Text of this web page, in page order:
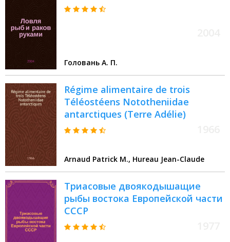
Головань А. П.
Régime alimentaire de trois
Téléostéens Nototheniidae
antarctiques (Terre Adélie)
Arnaud Patrick M., Hureau Jean-Claude
Триасовые двоякодышащие
рыбы востока Европейской части
СССР